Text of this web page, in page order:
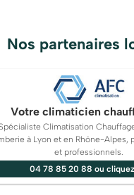
Nos partenaires
Votre climaticien
Climatisation
à Lyon et en Rhône-Alpes,
et professionnels.
04 78 85 20 88 ou